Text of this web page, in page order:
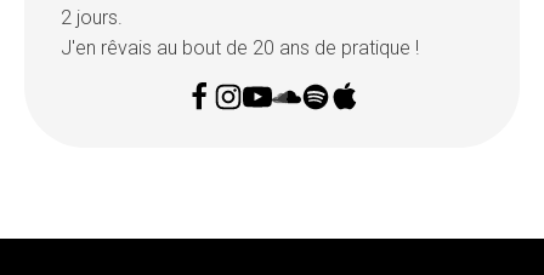
2 jours.
J'en rêvais au bout de 20 ans de pratique !